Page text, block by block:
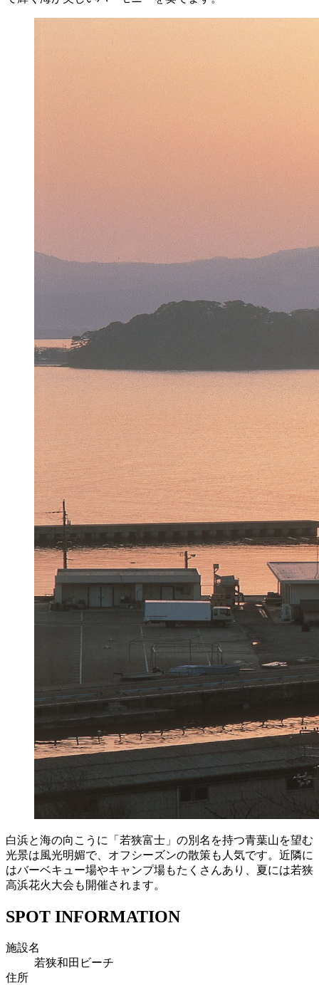
白浜と海の向こうに「若狭富士」の別名を持つ青葉山を望む
光景は風光明媚で、オフシーズンの散策も人気です。近隣に
はバーベキュー場やキャンプ場もたくさんあり、夏には若狭
高浜花火大会も開催されます。
SPOT INFORMATION
施設名
若狭和田ビーチ
住所